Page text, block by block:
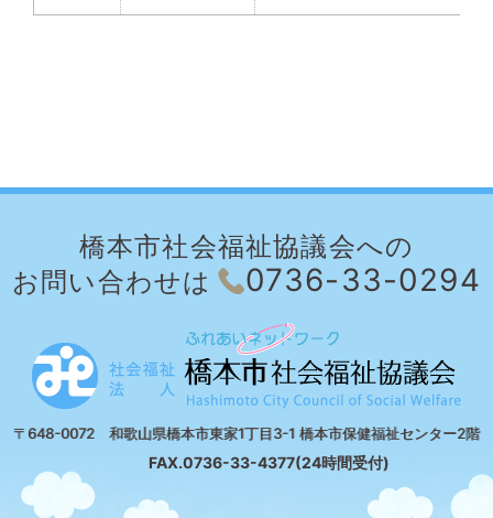
橋本市社会福祉協議会への
お問い合わせは
0736-33-0294
〒648-0072 和歌山県橋本市東家1丁目3-1 橋本市保健福祉センター2階
FAX.0736-33-4377(24時間受付)